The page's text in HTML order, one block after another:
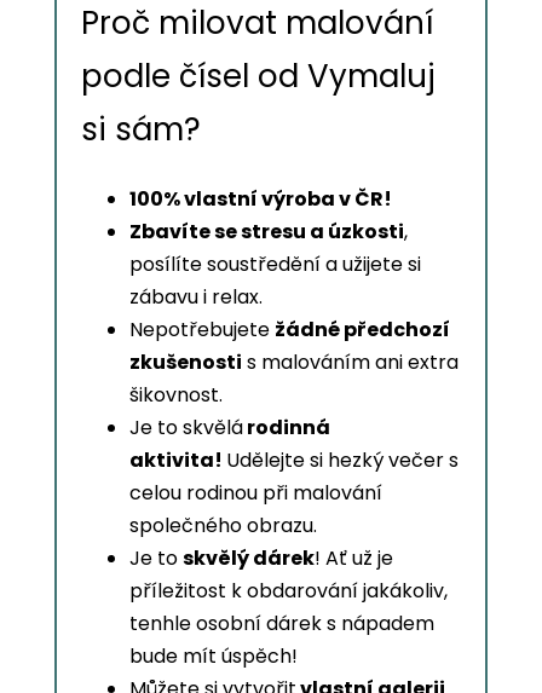
Proč milovat malování
podle čísel od Vymaluj
si sám?
100% vlastní výroba v ČR!
Zbavíte se stresu a úzkosti,
posílíte soustředění a užijete si
zábavu i relax.
Nepotřebujete žádné předchozí
zkušenosti s malováním ani extra
šikovnost.
Je to skvělárodinná
aktivita! Udělejte si hezký večer s
celou rodinou při malování
společného obrazu.
Je toskvělý dárek! Ať už je
příležitost k obdarování jakákoliv,
tenhle osobní dárek s nápadem
bude mít úspěch!